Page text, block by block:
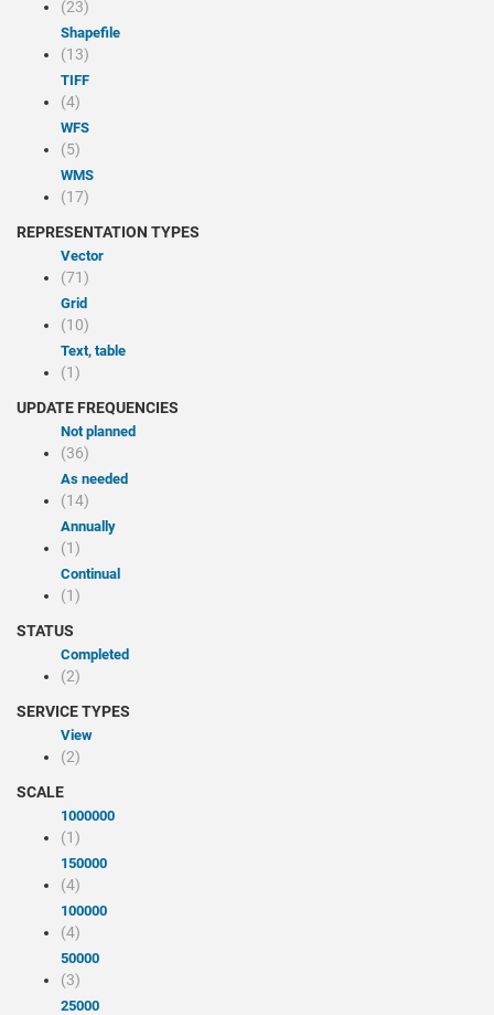
(23)
Shapefile
(13)
TIFF
(4)
WFS
(5)
WMS
(17)
REPRESENTATION TYPES
Vector
(71)
Grid
(10)
Text, table
(1)
UPDATE FREQUENCIES
Not planned
(36)
As needed
(14)
Annually
(1)
Continual
(1)
STATUS
Completed
(2)
SERVICE TYPES
view
(2)
SCALE
1000000
(1)
150000
(4)
100000
(4)
50000
(3)
25000